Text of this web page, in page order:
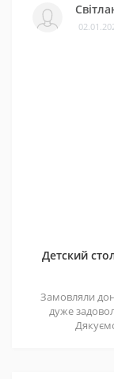
Детский
Замовляли
дуже